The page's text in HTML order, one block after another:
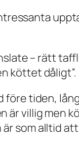
– rätt
köttet dåligt”.
tiden,
villig men
som alltid